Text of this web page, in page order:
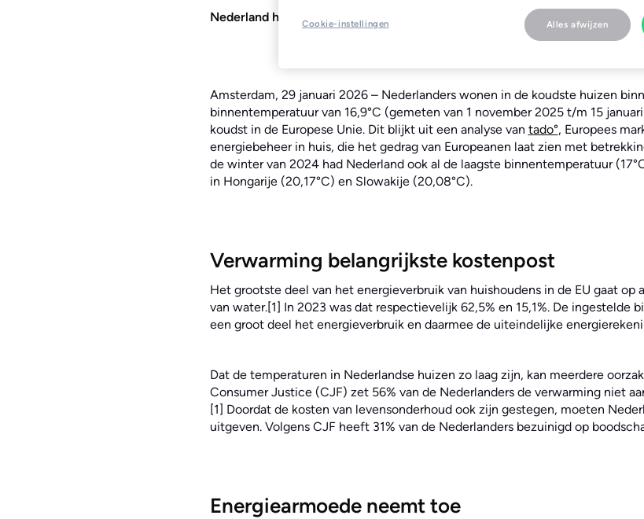
Nederland heeft hiermee de laagste binnentemperatuur binnen de EU
Amsterdam, 29 januari 2026 – Nederlanders wonen in de koudste huizen
binnentemperatuur van 16,9°C (gemeten van 1 november 2025 t/m 15
koudst in de Europese Unie. Dit blijkt uit een analyse van tado°, Europees
energiebeheer in huis, die het gedrag van Europeanen laat zien met
de winter van 2024 had Nederland ook al de laagste binnentemperatuur
in Hongarije (20,17°C) en Slowakije (20,08°C).
Verwarming belangrijkste kostenpost
Het grootste deel van het energieverbruik van huishoudens in de EU gaat op
van water.[1] In 2023 was dat respectievelijk 62,5% en 15,1%. De ingestelde
een groot deel het energieverbruik en daarmee de uiteindelijke
Dat de temperaturen in Nederlandse huizen zo laag zijn, kan meerdere
Consumer Justice (CJF) zet 56% van de Nederlanders de verwarming niet
[1] Doordat de kosten van levensonderhoud ook zijn gestegen, moeten
uitgeven. Volgens CJF heeft 31% van de Nederlanders bezuinigd op
Energiearmoede neemt toe
Cookie-instellingen Alles afwijzen